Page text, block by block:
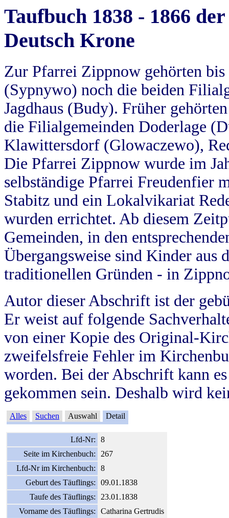
Taufbuch 1838 - 1866
Deutsch Krone
Zur Pfarrei Zippnow gehörten
(Sypnywo) noch die beiden
Jagdhaus (Budy). Früher
die Filialgemeinden Doderlage
Klawittersdorf (Glowaczewo),
Die Pfarrei Zippnow wurde im
selbständige Pfarrei Freudenfier
Stabitz und ein Lokalvikariat
wurden errichtet. Ab diesem
Gemeinden, in den
Übergangsweise sind Kinder aus
traditionellen Gründen - in
Autor dieser Abschrift ist der
Er weist auf folgende
von einer Kopie des Original-
zweifelsfreie Fehler im
worden. Bei der Abschrift kann
gekommen sein. Deshalb wird
Alles Suchen Auswahl Detail
Lfd-Nr:
8
Seite im Kirchenbuch:
267
Lfd-Nr im Kirchenbuch:
8
Geburt des Täuflings:
09.01.1838
Taufe des Täuflings:
23.01.1838
Vorname des Täuflings:
Catharina Gertrudis